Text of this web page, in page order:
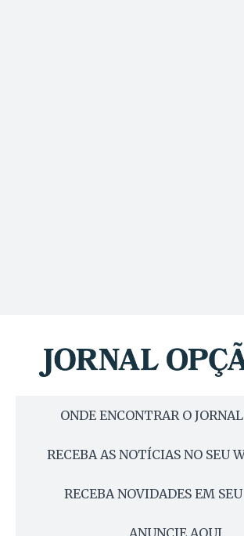
ONDE ENCONTRAR O
RECEBA AS NOTÍCIAS NO SEU
RECEBA NOVIDADES EM
ANUNCIE AQUI